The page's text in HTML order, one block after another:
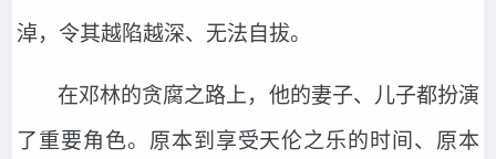
淖，令其越陷越深、无法自拔。
在邓林的贪腐之路上，他的妻子、儿子都扮演
了重要角色。原本到享受天伦之乐的时间、原本